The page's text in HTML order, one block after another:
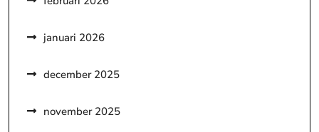
januari 2026
december 2025
november 2025